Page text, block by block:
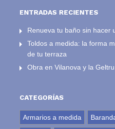
ENTRADAS RECIENTES
Renueva tu baño sin hacer
Toldos a medida: la forma
de tu terraza
Obra en Vilanova y la Geltru
CATEGORÍAS
Armarios a medida